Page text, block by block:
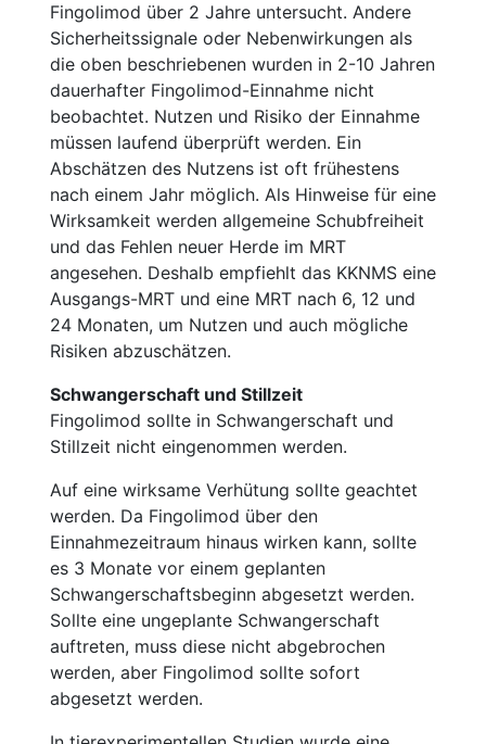
Fingolimod über 2 Jahre untersucht. Andere
Sicherheitssignale oder Nebenwirkungen als
die oben beschriebenen wurden in 2-10 Jahren
dauerhafter Fingolimod-Einnahme nicht
beobachtet. Nutzen und Risiko der Einnahme
müssen laufend überprüft werden. Ein
Abschätzen des Nutzens ist oft frühestens
nach einem Jahr möglich. Als Hinweise für eine
Wirksamkeit werden allgemeine Schubfreiheit
und das Fehlen neuer Herde im MRT
angesehen. Deshalb empfiehlt das KKNMS eine
Ausgangs-MRT und eine MRT nach 6, 12 und
24 Monaten, um Nutzen und auch mögliche
Risiken abzuschätzen.
Schwangerschaft und Stillzeit
Fingolimod sollte in Schwangerschaft und
Stillzeit nicht eingenommen werden.
Auf eine wirksame Verhütung sollte geachtet
werden. Da Fingolimod über den
Einnahmezeitraum hinaus wirken kann, sollte
es 3 Monate vor einem geplanten
Schwangerschaftsbeginn abgesetzt werden.
Sollte eine ungeplante Schwangerschaft
auftreten, muss diese nicht abgebrochen
werden, aber Fingolimod sollte sofort
abgesetzt werden.